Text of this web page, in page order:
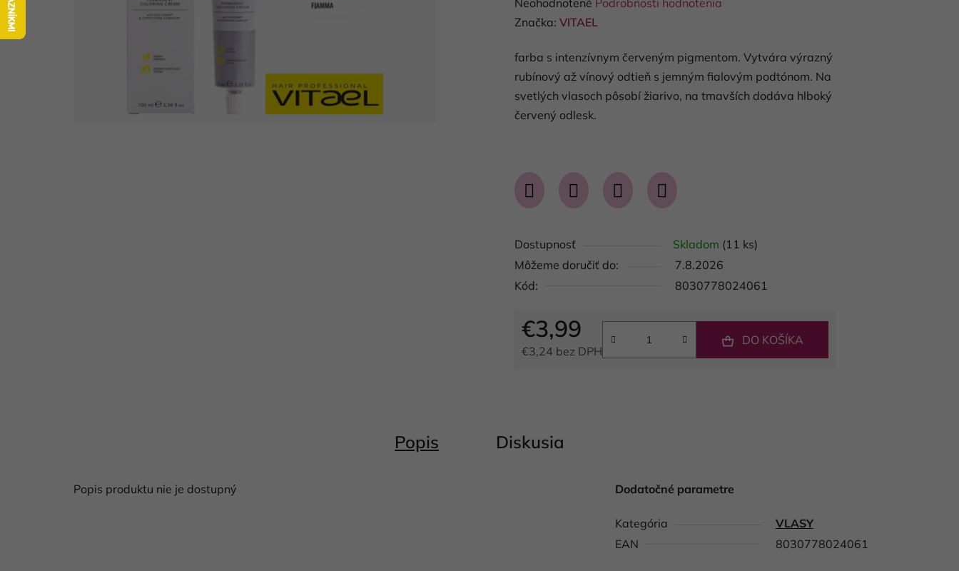
hodnotenie
je
0,0
z
5
Značka: VITAEL
farba s intenzívnym červeným pigmentom. Vytvára výrazný
rubínový až vínový odtieň s jemným fialovým podtónom. Na
svetlých vlasoch pôsobí žiarivo, na tmavších dodáva hlboký
červený odlesk.
Dostupnosť Skladom (11 ks)
Môžeme doručiť do:
7.8.2026
Kód:
8030778024061
€3,99
€3,24 bez DPH
DO KOŠÍKA
Popis Diskusia
Popis produktu nie je dostupný Dodatočné parametre
Kategória
VLASY
EAN
8030778024061